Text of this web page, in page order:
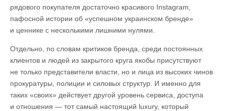
рядового покупателя достаточно красивого Instagram,
пафосной истории об «успешном украинском бренде»
и ценнике с несколькими лишними нулями.
Отдельно, по словам критиков бренда, среди постоянных
клиентов и людей из закрытого круга якобы присутствуют
не только представители власти, но и лица из высоких чинов
прокуратуры, полиции и силовых структур. И именно для
таких «своих» действует другой уровень сервиса, доступа
и отношения — тот самый настоящий luxury, который